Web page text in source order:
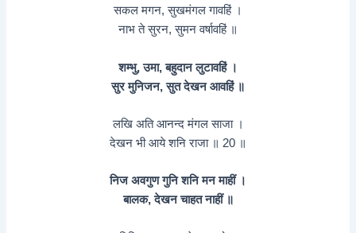
सकल मगन, सुखमंगल गावहिं ।
नाभ ते सुरन, सुमन वर्षावहिं ॥
शम्भु, उमा, बहुदान लुटावहिं ।
सुर मुनिजन, सुत देखन आवहिं ॥
लखि अति आनन्द मंगल साजा ।
देखन भी आये शनि राजा ॥ 20 ॥
निज अवगुण गुनि शनि मन माहीं ।
बालक, देखन चाहत नाहीं ॥